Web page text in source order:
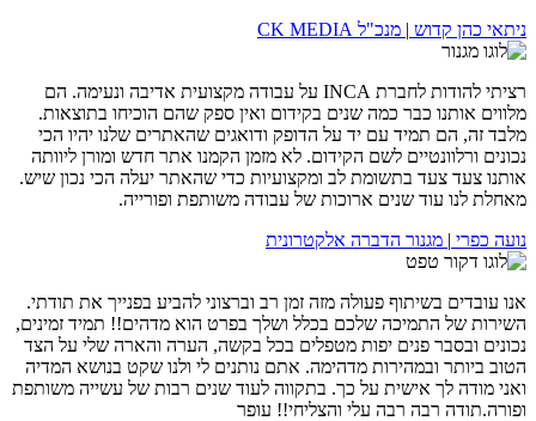
ניתאי כהן קדוש | מנכ"ל CK MEDIA
רציתי להודות לחברת INCA על עבודה מקצועית אדיבה ונעימה. הם
מלווים אותנו כבר כמה שנים בקידום ואין ספק שהם הוכיחו בתוצאות.
מלבד זה, הם תמיד עם יד על הדופק ודואגים שהאתרים שלנו יהיו הכי
נכונים ורלוונטיים לשם הקידום. לא מזמן הקמנו אתר חדש ומורן ליוותה
אותנו צעד צעד בתשומת לב ומקצועיות כדי שהאתר יעלה הכי נכון שיש.
מאחלת לנו עוד שנים ארוכות של עבודה משותפת ופורייה.
נועה כפרי | מגנור הדברה אלקטרונית
אנו עובדים בשיתוף פעולה מזה זמן רב וברצוני להביע בפנייך את תודתי.
השירות של התמיכה שלכם בכלל ושלך בפרט הוא מדהים!! תמיד זמינים,
נכונים ובסבר פנים יפות מטפלים בכל בקשה, הערה והארה שלי על הצד
הטוב ביותר ובמהירות מדהימה. אתם נותנים לי ולנו שקט בנושא המדיה
ואני מודה לך אישית על כך. בתקווה לעוד שנים רבות של עשייה משותפת
ופורה.תודה רבה רבה עלי והצליחי!! עופר